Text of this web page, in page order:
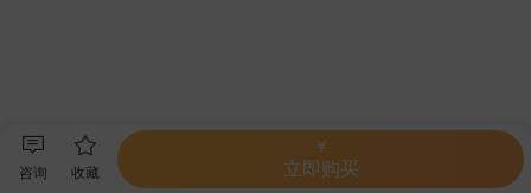
咨询 收藏
￥
立即购买